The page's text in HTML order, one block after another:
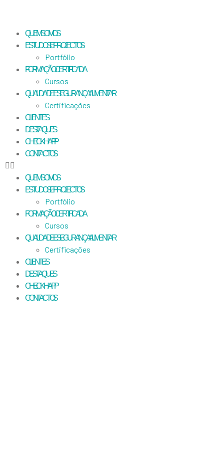
QUEM SOMOS
ESTUDOS E PROJECTOS
Portfólio
FORMAÇÃO CERTIFICADA
Cursos
QUALIDADE E SEGURANÇA ALIMENTAR
Certificações
CLIENTES
DESTAQUES
CHECKHAPP
CONTACTOS
QUEM SOMOS
ESTUDOS E PROJECTOS
Portfólio
FORMAÇÃO CERTIFICADA
Cursos
QUALIDADE E SEGURANÇA ALIMENTAR
Certificações
CLIENTES
DESTAQUES
CHECKHAPP
CONTACTOS